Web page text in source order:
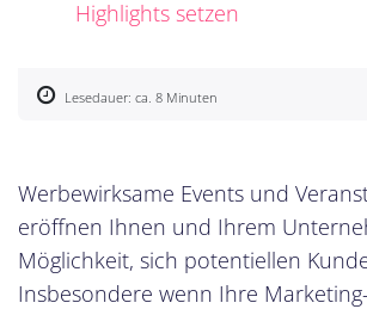
Highlights setzen
Lesedauer: ca. 8 Minuten
Werbewirksame Events und
eröffnen Ihnen und Ihrem
Möglichkeit, sich potentiellen
Insbesondere wenn Ihre